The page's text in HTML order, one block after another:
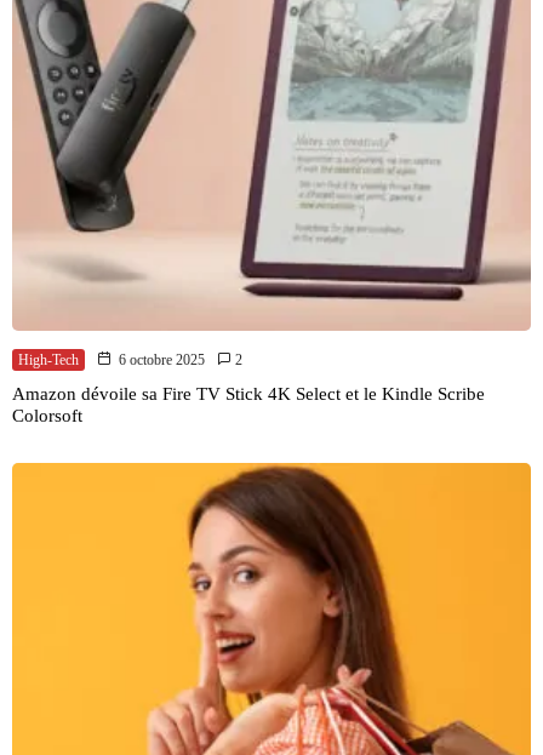
High-Tech 6 octobre 2025 2
Amazon dévoile sa Fire TV Stick 4K Select et le Kindle Scribe
Colorsoft